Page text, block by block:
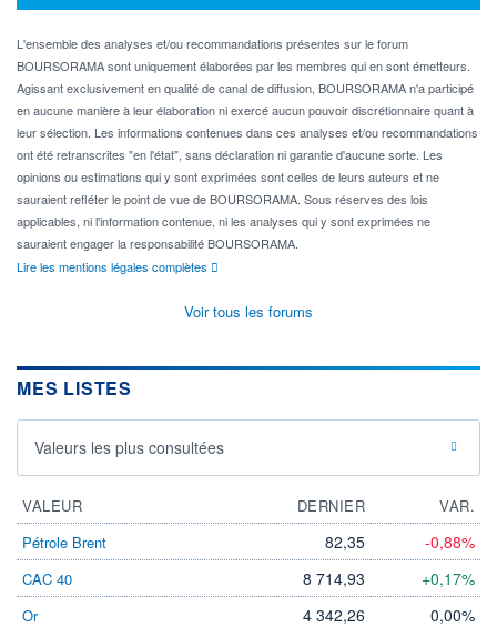
L'ensemble des analyses et/ou recommandations présentes sur le forum
BOURSORAMA sont uniquement élaborées par les membres qui en sont émetteurs.
Agissant exclusivement en qualité de canal de diffusion, BOURSORAMA n'a participé
en aucune manière à leur élaboration ni exercé aucun pouvoir discrétionnaire quant à
leur sélection. Les informations contenues dans ces analyses et/ou recommandations
ont été retranscrites "en l'état", sans déclaration ni garantie d'aucune sorte. Les
opinions ou estimations qui y sont exprimées sont celles de leurs auteurs et ne
sauraient refléter le point de vue de BOURSORAMA. Sous réserves des lois
applicables, ni l'information contenue, ni les analyses qui y sont exprimées ne
sauraient engager la responsabilité BOURSORAMA.
Lire les mentions légales complètes
Voir tous les forums
MES LISTES
Valeurs les plus consultées
VALEUR DERNIER
VAR.
Pétrole Brent
82,35 -0,88%
CAC 40 8 714,93 +0,17%
Or 4 342,26 0,00%